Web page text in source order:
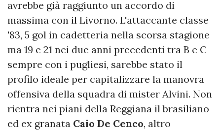
avrebbe già raggiunto un accordo di
massima con il Livorno. L'attaccante classe
'83, 5 gol in cadetteria nella scorsa stagione
ma 19 e 21 nei due anni precedenti tra B e C
sempre con i pugliesi, sarebbe stato il
profilo ideale per capitalizzare la manovra
offensiva della squadra di mister Alvini. Non
rientra nei piani della Reggiana il brasiliano
ed ex granata Caio De Cenco, altro